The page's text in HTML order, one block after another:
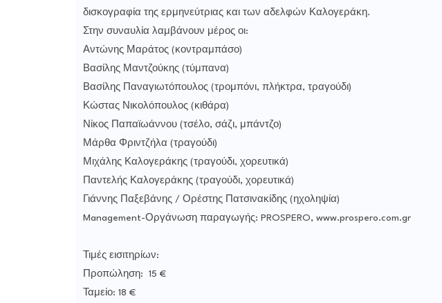
δισκογραφία της ερμηνεύτριας και των αδελφών Καλογεράκη.
Στην συναυλία λαμβάνουν μέρος οι:
Αντώνης Μαράτος (κοντραμπάσο)
Βασίλης Μαντζούκης (τύμπανα)
Βασίλης Παναγιωτόπουλος (τρομπόνι, πλήκτρα, τραγούδι)
Κώστας Νικολόπουλος (κιθάρα)
Νίκος Παπαϊωάννου (τσέλο, σάζι, μπάντζο)
Μάρθα Φριντζήλα (τραγούδι)
Μιχάλης Καλογεράκης (τραγούδι, χορευτικά)
Παντελής Καλογεράκης (τραγούδι, χορευτικά)
Γιάννης Παξεβάνης / Ορέστης Πατσινακίδης (ηχοληψία)
Management-Οργάνωση παραγωγής: PROSPERO, www.prospero.com.gr
Τιμές εισιτηρίων:
Προπώληση: 15 €
Ταμείο: 18 €